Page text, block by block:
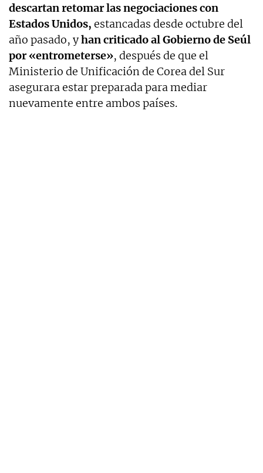
descartan retomar las negociaciones con
Estados Unidos, estancadas desde octubre del
año pasado, yhan criticado al Gobierno de Seúl
por «entrometerse», después de que el
Ministerio de Unificación de Corea del Sur
asegurara estar preparada para mediar
nuevamente entre ambos países.